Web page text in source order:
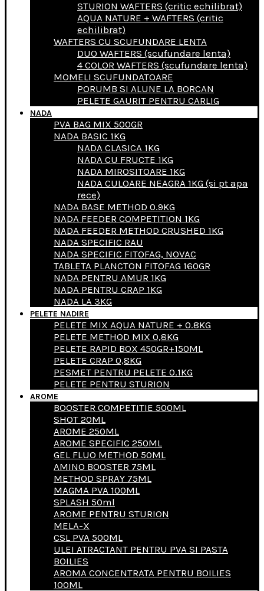
STURION WAFTERS (critic echilibrat)
AQUA NATURE + WAFTERS (critic
echilibrat)
WAFTERS CU SCUFUNDARE LENTA
DUO WAFTERS (scufundare lenta)
4 COLOR WAFTERS (scufundare lenta)
MOMELI SCUFUNDATOARE
PORUMB SI ALUNE LA BORCAN
PELETE GAURIT PENTRU CARLIG
NADA
PVA BAG MIX 500GR
NADA BASIC 1KG
NADA CLASICA 1KG
NADA CU FRUCTE 1KG
NADA MIROSITOARE 1KG
NADA CULOARE NEAGRA 1KG (si pt apa
rece)
NADA BASE METHOD 0.9KG
NADA FEEDER COMPETITION 1KG
NADA FEEDER METHOD CRUSHED 1KG
NADA SPECIFIC RAU
NADA SPECIFIC FITOFAG, NOVAC
TABLETA PLANCTON FITOFAG 160GR
NADA PENTRU AMUR 1KG
NADA PENTRU CRAP 1KG
NADA LA 3KG
PELETE NADIRE
PELETE MIX AQUA NATURE + 0.8KG
PELETE METHOD MIX 0,8KG
PELETE RAPID BOX 450GR+150ML
PELETE CRAP 0,8KG
PESMET PENTRU PELETE 0.1KG
PELETE PENTRU STURION
AROME
BOOSTER COMPETITIE 500ML
SHOT 20ML
AROME 250ML
AROME SPECIFIC 250ML
GEL FLUO METHOD 50ML
AMINO BOOSTER 75ML
METHOD SPRAY 75ML
MAGMA PVA 100ML
SPLASH 50ml
AROME PENTRU STURION
MELA-X
CSL PVA 500ML
ULEI ATRACTANT PENTRU PVA SI PASTA
BOILIES
AROMA CONCENTRATA PENTRU BOILIES
100ML